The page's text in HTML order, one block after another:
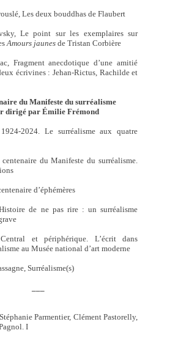
Les deux bouddhas de Flaubert
Le point sur les exemplaires sur
Amours jaunes de Tristan Corbière
Fragment anecdotique d’une amitié
écrivines : Jehan-Rictus, Rachilde et
du Manifeste du surréalisme
dirigé par Émilie Frémond
2024. Le surréalisme aux quatre
du Manifeste du surréalisme.
d’éphémères
de ne pas rire : un surréalisme
et périphérique. L’écrit dans
au Musée national d’art moderne
Surréalisme(s)
Parmentier, Clément Pastorelly,
I